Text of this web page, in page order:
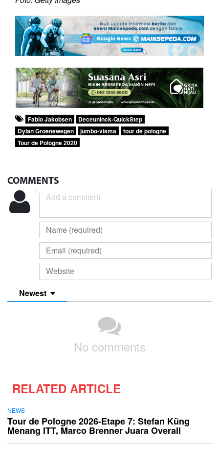
Fabio Jakobsen
Deceuninck-QuickStep
Dylan Groenewegen
jumbo-visma
tour de pologne
Tour de Pologne 2020
COMMENTS
Newest
No comments
RELATED ARTICLE
NEWS
Tour de Pologne 2026-Etape 7: Stefan Küng
Menang ITT, Marco Brenner Juara Overall